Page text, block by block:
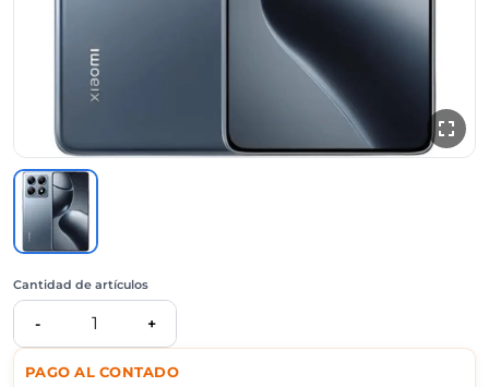
PAGO AL CONTADO
Cantidad de artículos
- 1 +